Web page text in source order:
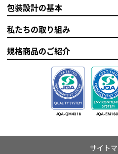
包装設計の基本
私たちの取り組み
規格商品のご紹介
サイト